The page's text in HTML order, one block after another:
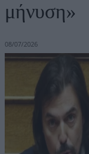
μήνυση»
08/07/2026